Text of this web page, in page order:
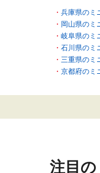
兵庫県のミ
岡山県のミ
岐阜県のミ
石川県のミ
三重県のミ
京都府のミ
注目